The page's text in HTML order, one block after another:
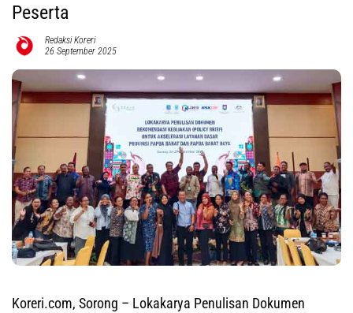
Peserta
Redaksi Koreri
26 September 2025
Koreri.com, Sorong – Lokakarya Penulisan Dokumen